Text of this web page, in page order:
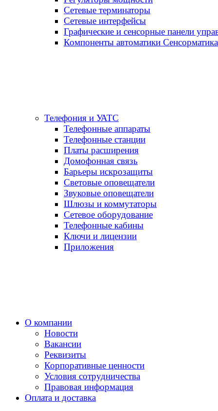
Сетевые терминаторы
Сетевые интерфейсы
Графические и сенсорные панели
Компоненты автоматики Сенсорматика
Телефония и УАТС
Телефонные аппараты
Телефонные станции
Платы расширения
Домофонная связь
Барьеры искрозащиты
Световые оповещатели
Звуковые оповещатели
Шлюзы и коммутаторы
Сетевое оборудование
Телефонные кабины
Ключи и лицензии
Приложения
О компании
Новости
Вакансии
Реквизиты
Корпоративные ценности
Условия сотрудничества
Правовая информация
Оплата и доставка